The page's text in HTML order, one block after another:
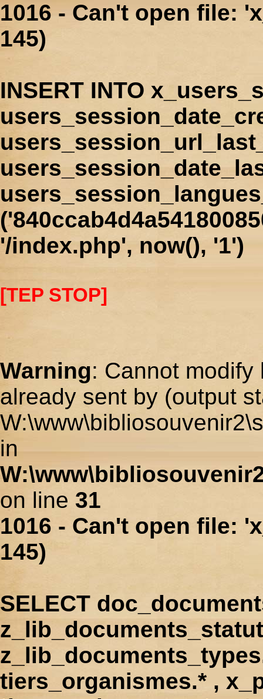
1016 - Can't open file:
145)
INSERT INTO
'/index.php', now(), '1')
[TEP STOP]
Warning: Cannot
already sent by (output
in
on line 31
1016 - Can't open file:
145)
SELECT
tiers_organismes.* ,